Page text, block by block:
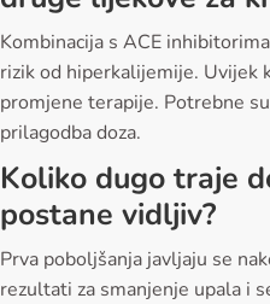
Kombinacija s ACE
rizik od hiperkalijemije. Uvijek
promjene terapije. Potrebne
prilagodba doza.
Koliko dugo traje
postane vidljiv?
Prva poboljšanja javljaju se
rezultati za smanjenje upala i